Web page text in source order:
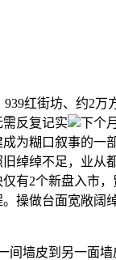
红街坊、约2万
反复记实
下个
为糊口叙事的一
绰绰不足，业从
有2个新盘入市
操做台面宽敞阔
墙皮到另一面墙